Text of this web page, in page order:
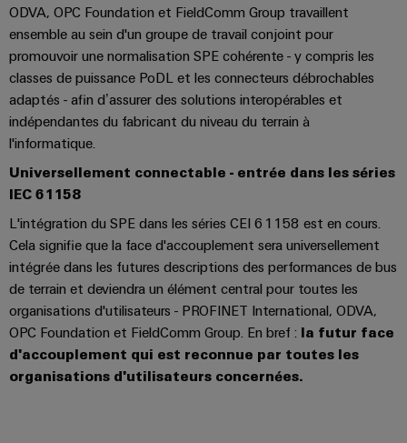
dans
domaine
de
l'énergie
éolienne
industriel
Infrastructure
de
l'armoire
de
distribution
Service
d'assemblage
Rails
de
raccordement
équipés
Boîtiers
ODVA, OPC Foundation et FieldComm Group travaillent
ensemble au sein d'un groupe de travail conjoint pour
promouvoir une normalisation SPE cohérente - y compris les
classes de puissance PoDL et les connecteurs débrochables
adaptés - afin d’assurer des solutions interopérables et
indépendantes du fabricant du niveau du terrain à
l'informatique.
Universellement connectable - entrée dans les séries
IEC 61158
L'intégration du SPE dans les séries CEI 61158 est en cours.
Cela signifie que la face d'accouplement sera universellement
intégrée dans les futures descriptions des performances de bus
de terrain et deviendra un élément central pour toutes les
organisations d'utilisateurs - PROFINET International, ODVA,
OPC Foundation et FieldComm Group. En bref : la futur face
d'accouplement qui est reconnue par toutes les
organisations d'utilisateurs concernées.